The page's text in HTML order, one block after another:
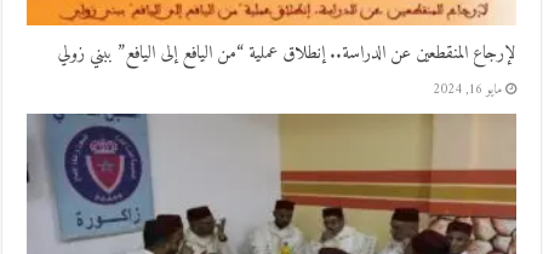
لإرجاع المنقطعين عن الدراسة.. إنطلاق عملية “من اليافع إلى اليافع” ببني زولي
مايو 16, 2024